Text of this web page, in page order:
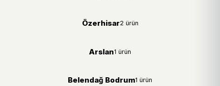
Özerhisar2 ürün
Arslan1 ürün
Belendağ Bodrum1 ürün